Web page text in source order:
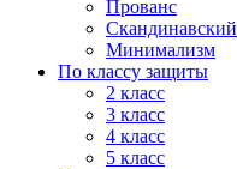
Прованс
Скандинавский
Минимализм
По классу защиты
2 класс
3 класс
4 класс
5 класс